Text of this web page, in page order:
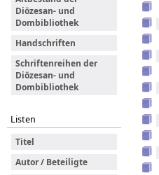
Diözesan- und
Dombibliothek
Handschriften
Schriftenreihen der
Diözesan- und
Dombibliothek
Listen
Titel
Autor / Beteiligte